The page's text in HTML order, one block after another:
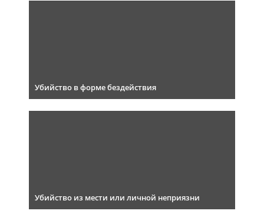
Убийство в форме бездействия
Убийство из мести или личной неприязни